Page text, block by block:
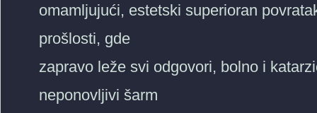
omamljujući, estetski superioran
prošlosti, gde
zapravo leže svi odgovori, bolno i
neponovljivi šarm